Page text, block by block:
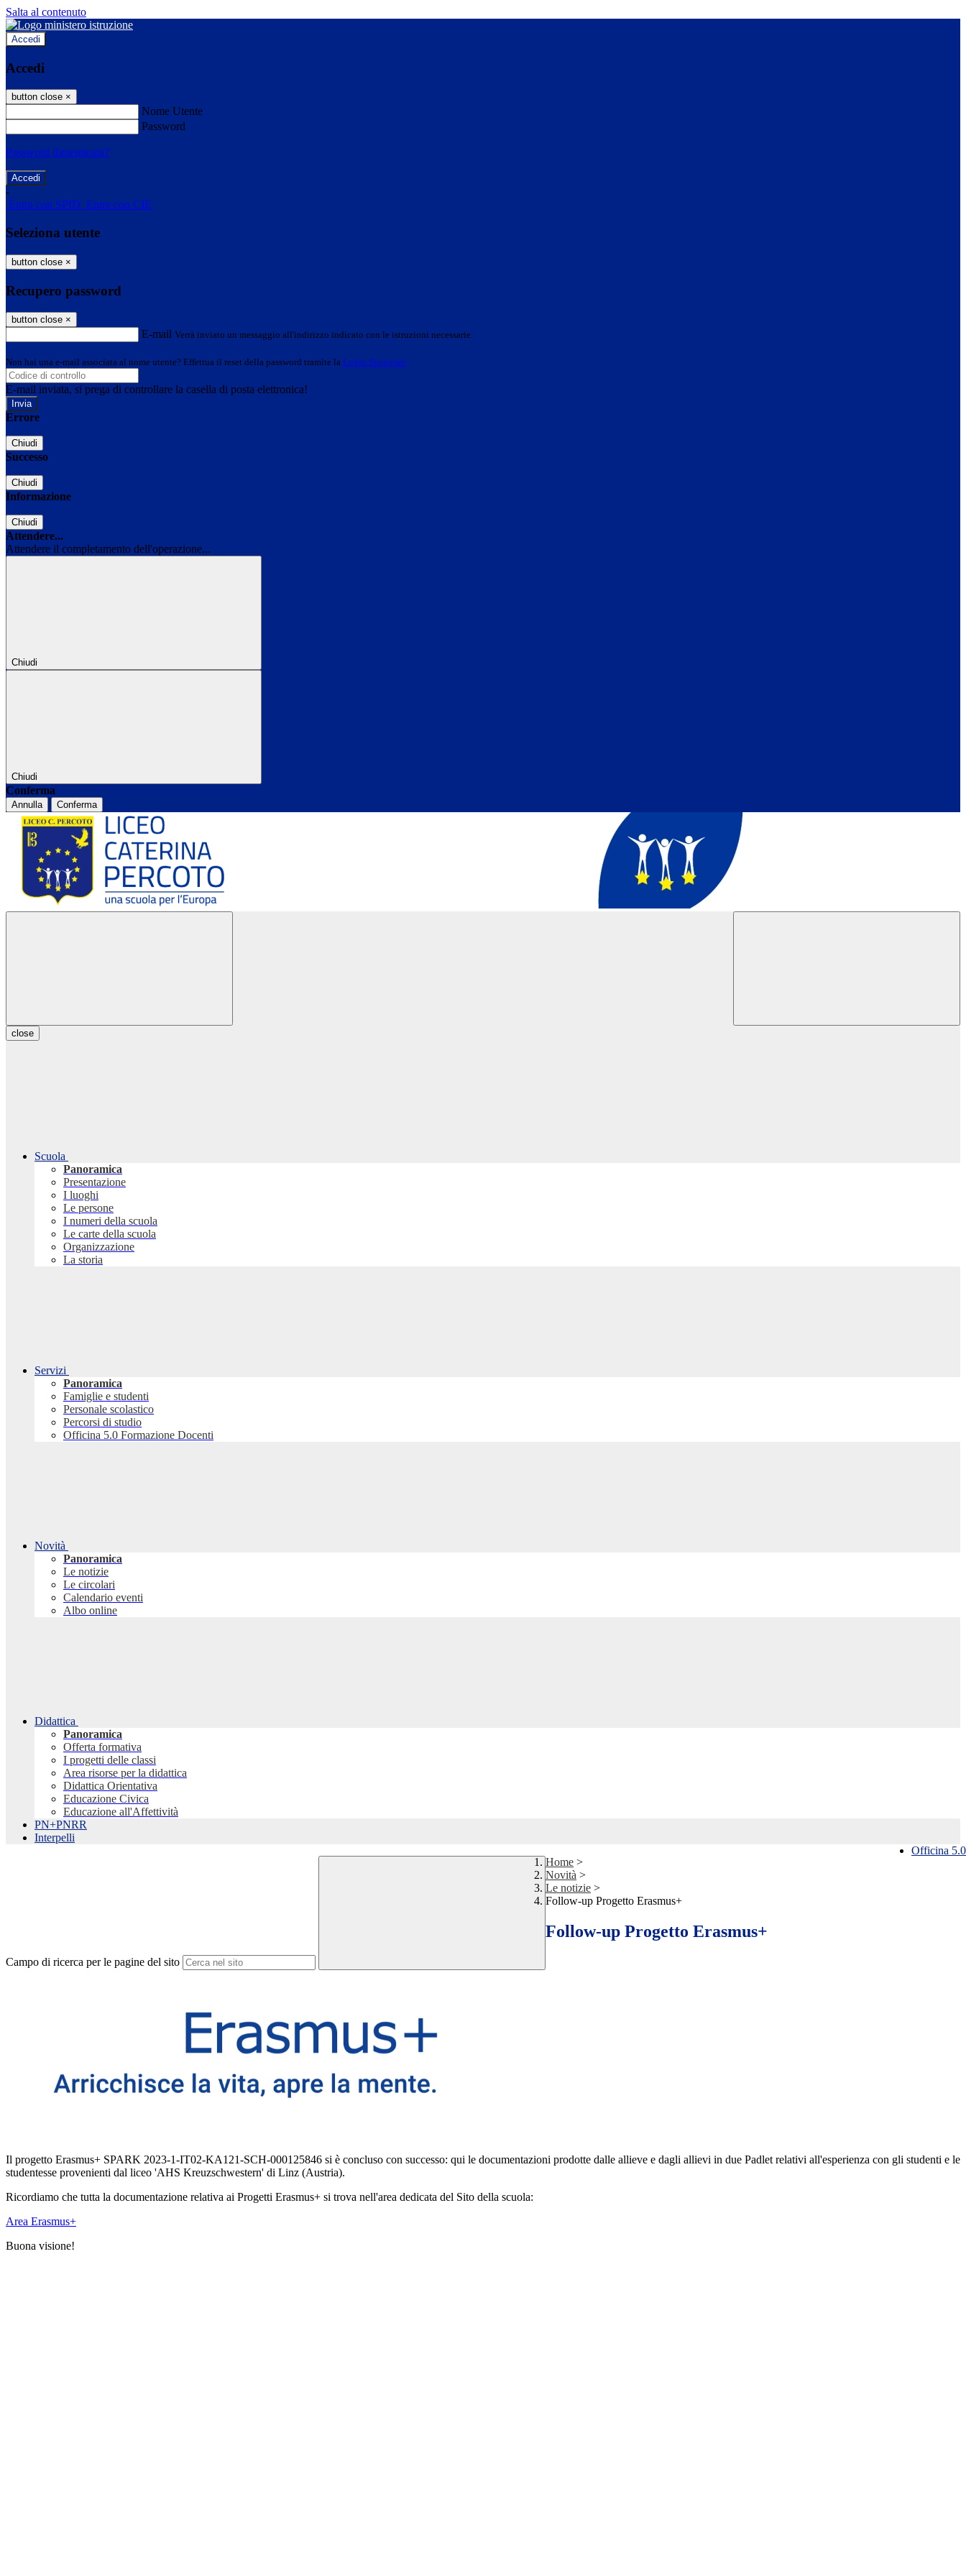
Salta al contenuto
Accedi
Accedi
button close ×
Nome Utente
Password
Password dimenticata?
-
Entra con SPID Entra con CIE
Seleziona utente
button close ×
Recupero password
button close ×
E-mail Verrà inviato un messaggio all'indirizzo indicato con le istruzioni necessarie.
Non hai una e-mail associata al nome utente? Effettua il reset della password tramite la Login Spaggiari
E-mail inviata, si prega di controllare la casella di posta elettronica!
Errore
Chiudi
Successo
Chiudi
Informazione
Chiudi
Attendere...
Attendere il completamento dell'operazione...
Chiudi
Chiudi
Conferma
Annulla Conferma
close
Scuola
Panoramica
Presentazione
I luoghi
Le persone
I numeri della scuola
Le carte della scuola
Organizzazione
La storia
Servizi
Panoramica
Famiglie e studenti
Personale scolastico
Percorsi di studio
Officina 5.0 Formazione Docenti
Novità
Panoramica
Le notizie
Le circolari
Calendario eventi
Albo online
Didattica
Panoramica
Offerta formativa
I progetti delle classi
Area risorse per la didattica
Didattica Orientativa
Educazione Civica
Educazione all'Affettività
PN+PNRR
Interpelli
Officina 5.0
Campo di ricerca per le pagine del sito
Home >
Novità >
Le notizie >
Follow-up Progetto Erasmus+
Follow-up Progetto Erasmus+
Il progetto Erasmus+ SPARK 2023-1-IT02-KA121-SCH-000125846 si è concluso con successo: qui le documentazioni prodotte dalle allieve e dagli allievi in due Padlet relativi all'esperienza con gli studenti e le
studentesse provenienti dal liceo 'AHS Kreuzschwestern' di Linz (Austria).
Ricordiamo che tutta la documentazione relativa ai Progetti Erasmus+ si trova nell'area dedicata del Sito della scuola:
Area Erasmus+
Buona visione!